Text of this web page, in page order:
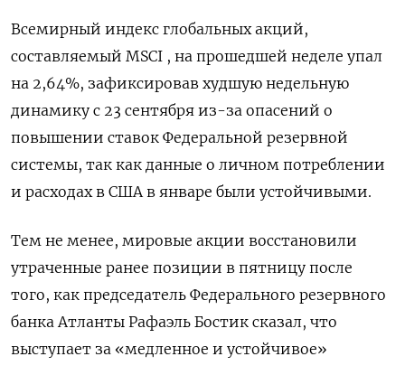
Всемирный индекс глобальных акций,
составляемый MSCI , на прошедшей неделе упал
на 2,64%, зафиксировав худшую недельную
динамику с 23 сентября из-за опасений о
повышении ставок Федеральной резервной
системы, так как данные о личном потреблении
и расходах в США в январе были устойчивыми.
Тем не менее, мировые акции восстановили
утраченные ранее позиции в пятницу после
того, как председатель Федерального резервного
банка Атланты Рафаэль Бостик сказал, что
выступает за «медленное и устойчивое»